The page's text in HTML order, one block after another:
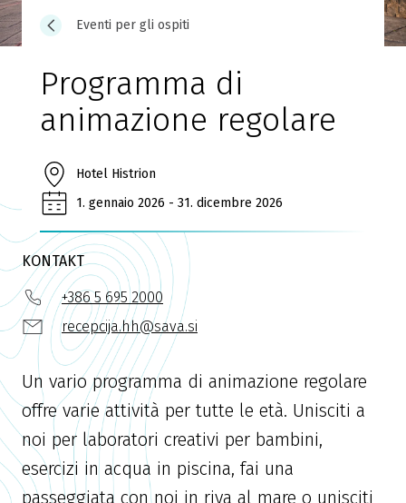
Eventi per gli ospiti
Programma di
animazione regolare
Hotel Histrion
1. gennaio 2026 - 31. dicembre 2026
KONTAKT
+386 5 695 2000
recepcija.hh@sava.si
Un vario programma di animazione regolare
offre varie attività per tutte le età. Unisciti a
noi per laboratori creativi per bambini,
esercizi in acqua in piscina, fai una
passeggiata con noi in riva al mare o unisciti